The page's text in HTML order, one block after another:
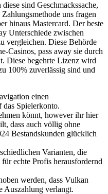
sind Geschmackssache,
uns fragen
hinaus Mastercard. Der beste
Unterschiede zwischen
vergleichen. Diese Behörde
Casinos, pass away sie durch
Diese begehrte Lizenz wird
100% zuverlässig sind und
einen
Spielerkonto.
könnt, however ihr hier
dass auch völlig ohne
Bestandskunden glücklich
Varianten, die
echte Profis herausfordernd
werden, dass Vulkan
Auszahlung verlangt.